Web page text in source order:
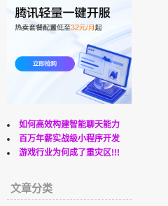
如何高效构建智能聊天能力
百万年薪实战级小程序开发
游戏行业为何成了重灾区!!!
文章分类